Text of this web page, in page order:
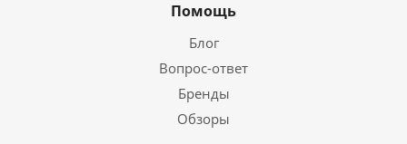
Помощь
Блог
Вопрос-ответ
Бренды
Обзоры